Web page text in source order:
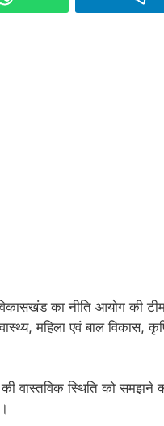
का नीति आयोग की
महिला एवं बाल विकास,
वास्तविक स्थिति को समझने